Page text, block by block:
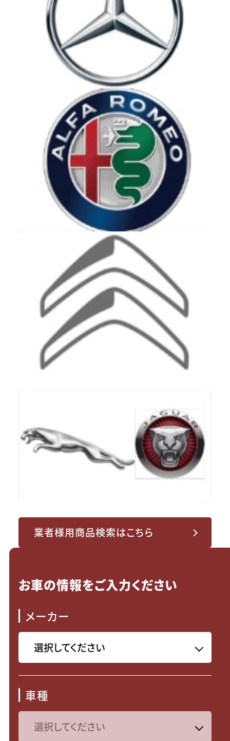
業者様用商品検索はこちら
お車の情報をご入力ください
メーカー
車種